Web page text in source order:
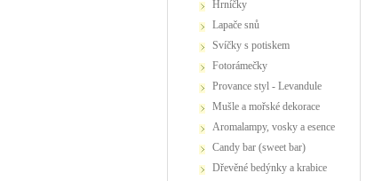
Hrníčky
Lapače snů
Svíčky s potiskem
Fotorámečky
Provance styl - Levandule
Mušle a mořské dekorace
Aromalampy, vosky a esence
Candy bar (sweet bar)
Dřevěné bedýnky a krabice